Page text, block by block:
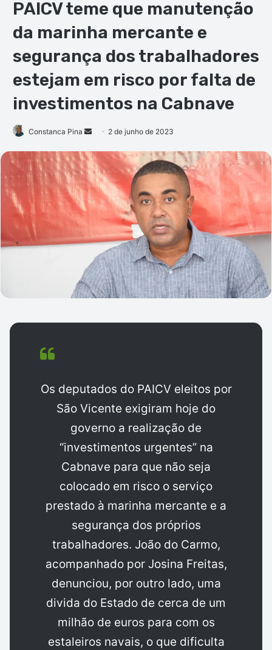
PAICV teme que manutenção
da marinha mercante e
segurança dos trabalhadores
estejam em risco por falta de
investimentos na Cabnave
Constanca Pina
Mande
e-
mail
2 de junho de 2023
Os deputados do PAICV eleitos por
São Vicente exigiram hoje do
governo a realização de
“investimentos urgentes” na
Cabnave para que não seja
colocado em risco o serviço
prestado à marinha mercante e a
segurança dos próprios
trabalhadores. João do Carmo,
acompanhado por Josina Freitas,
denunciou, por outro lado, uma
divida do Estado de cerca de um
milhão de euros para com os
estaleiros navais, o que dificulta